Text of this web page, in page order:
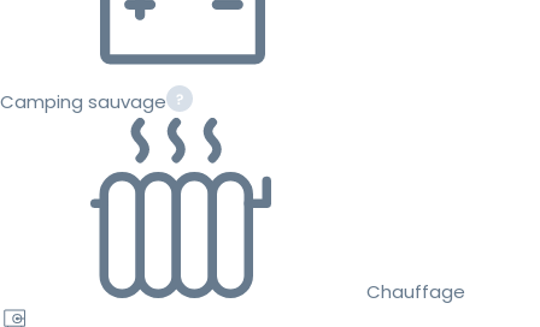
Camping sauvage
Chauffage